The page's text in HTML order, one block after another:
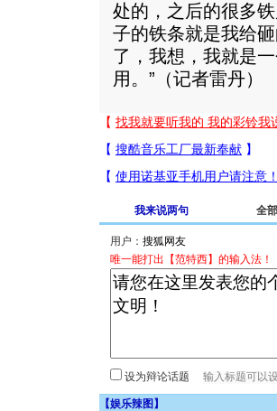
处的，之后的很多
子的铁条就是我给
了，我想，我就是
用。”（记者雷丹）
我来说两句 全
用户：
唯一能打出【范特西】的输入法！
设为辩论话题
【娱乐辣图 】